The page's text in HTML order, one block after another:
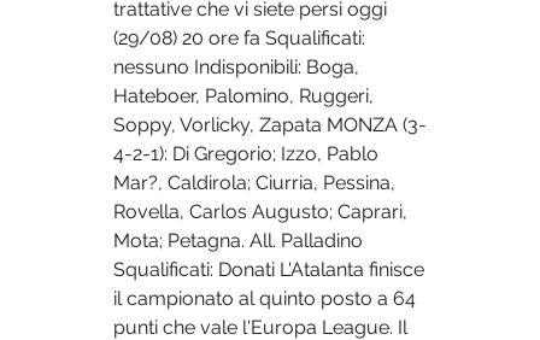
trattative che vi siete persi oggi
(29/08) 20 ore fa Squalificati:
nessuno Indisponibili: Boga,
Hateboer, Palomino, Ruggeri,
Soppy, Vorlicky, Zapata MONZA (3-
4-2-1): Di Gregorio; Izzo, Pablo
Mar?, Caldirola; Ciurria, Pessina,
Rovella, Carlos Augusto; Caprari,
Mota; Petagna. All. Palladino
Squalificati: Donati L'Atalanta finisce
il campionato al quinto posto a 64
punti che vale l'Europa League. Il